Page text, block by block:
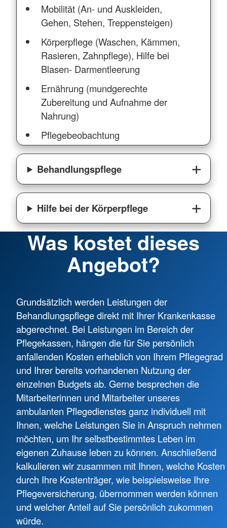
Mobilität (An- und Auskleiden,
Gehen, Stehen, Treppensteigen)
Körperpflege (Waschen, Kämmen,
Rasieren, Zahnpflege), Hilfe bei
Blasen- Darmentleerung
Ernährung (mundgerechte
Zubereitung und Aufnahme der
Nahrung)
Pflegebeobachtung
Behandlungspflege
Hilfe bei der Körperpflege
Was kostet dieses
Angebot?
Grundsätzlich werden Leistungen der
Behandlungspflege direkt mit Ihrer Krankenkasse
abgerechnet. Bei Leistungen im Bereich der
Pflegekassen, hängen die für Sie persönlich
anfallenden Kosten erheblich von Ihrem Pflegegrad
und Ihrer bereits vorhandenen Nutzung der
einzelnen Budgets ab. Gerne besprechen die
Mitarbeiterinnen und Mitarbeiter unseres
ambulanten Pflegedienstes ganz individuell mit
Ihnen, welche Leistungen Sie in Anspruch nehmen
möchten, um Ihr selbstbestimmtes Leben im
eigenen Zuhause leben zu können. Anschließend
kalkulieren wir zusammen mit Ihnen, welche Kosten
durch Ihre Kostenträger, wie beispielsweise Ihre
Pflegeversicherung, übernommen werden können
und welcher Anteil auf Sie persönlich zukommen
würde.